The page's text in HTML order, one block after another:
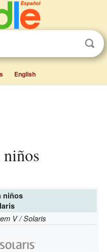
English
niños
niños
V / Solaris